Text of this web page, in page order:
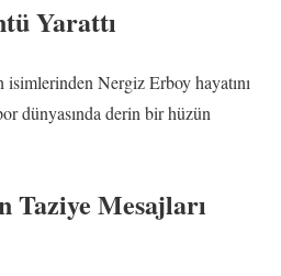
Yarattı
isimlerinden Nergiz Erboy hayatını
dünyasında derin bir hüzün
Taziye Mesajları